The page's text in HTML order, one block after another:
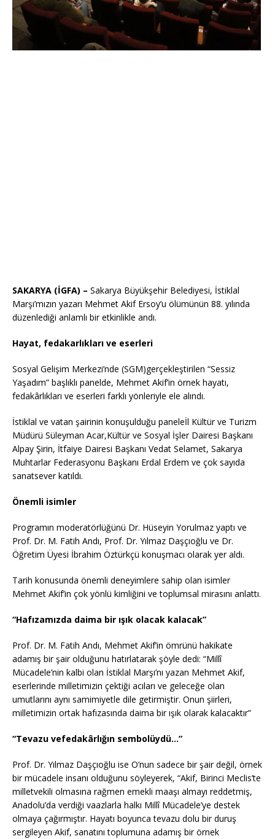
SAKARYA (İGFA) – Sakarya Büyükşehir Belediyesi, İstiklal
Marşı’mızın yazarı Mehmet Akif Ersoy’u ölümünün 88. yılında
düzenlediği anlamlı bir etkinlikle andı.
Hayat, fedakarlıkları ve eserleri
Sosyal Gelişim Merkezi’nde (SGM)gerçekleştirilen “Sessiz
Yaşadım” başlıklı panelde, Mehmet Akif’in örnek hayatı,
fedakârlıkları ve eserleri farklı yönleriyle ele alındı.
İstiklal ve vatan şairinin konuşulduğu paneleİl Kültür ve Turizm
Müdürü Süleyman Acar,Kültür ve Sosyal İşler Dairesi Başkanı
Alpay Şirin, İtfaiye Dairesi Başkanı Vedat Selamet, Sakarya
Muhtarlar Federasyonu Başkanı Erdal Erdem ve çok sayıda
sanatsever katıldı.
Önemli isimler
Programın moderatörlüğünü Dr. Hüseyin Yorulmaz yaptı ve
Prof. Dr. M. Fatih Andı, Prof. Dr. Yılmaz Daşçıoğlu ve Dr.
Öğretim Üyesi İbrahim Öztürkçü konuşmacı olarak yer aldı.
Tarih konusunda önemli deneyimlere sahip olan isimler
Mehmet Akif’in çok yönlü kimliğini ve toplumsal mirasını anlattı.
“Hafızamızda daima bir ışık olacak kalacak”
Prof. Dr. M. Fatih Andı, Mehmet Akif’in ömrünü hakikate
adamış bir şair olduğunu hatırlatarak şöyle dedi: “Millî
Mücadele’nin kalbi olan İstiklal Marşı’nı yazan Mehmet Akif,
eserlerinde milletimizin çektiği acıları ve geleceğe olan
umutlarını aynı samimiyetle dile getirmiştir. Onun şiirleri,
milletimizin ortak hafızasında daima bir ışık olarak kalacaktır”
“Tevazu vefedakârlığın sembolüydü…”
Prof. Dr. Yılmaz Daşçıoğlu ise O’nun sadece bir şair değil, örnek
bir mücadele insanı olduğunu söyleyerek, “Akif, Birinci Meclis’te
milletvekili olmasına rağmen emekli maaşı almayı reddetmiş,
Anadolu’da verdiği vaazlarla halkı Millî Mücadele’ye destek
olmaya çağırmıştır. Hayatı boyunca tevazu dolu bir duruş
sergileyen Akif, sanatını toplumuna adamış bir örnek